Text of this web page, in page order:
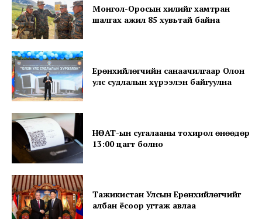
Magazine PRO
Монгол-Оросын хилийг хамтран
шалгах ажил 85 хувьтай байна
Ерөнхийлөгчийн санаачилгаар Олон
улс судлалын хүрээлэн байгуулна
НӨАТ-ын сугалааны тохирол өнөөдөр
13:00 цагт болно
Тажикистан Улсын Ерөнхийлөгчийг
албан ёсоор угтаж авлаа